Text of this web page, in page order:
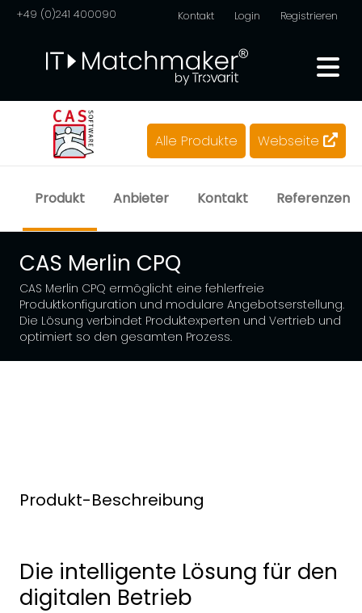
+49 (0)241 400090 Kontakt Login Registrieren
Produkt Anbieter Kontakt Referenzen
Alle Produkte Webseite
CAS Merlin CPQ
CAS Merlin CPQ ermöglicht eine fehlerfreie
Produktkonfiguration und modulare Angebotserstellung.
Die Lösung verbindet Produktexperten und Vertrieb und
optimiert so den gesamten Prozess.
Produkt-Beschreibung
Die intelligente Lösung für den
digitalen Betrieb